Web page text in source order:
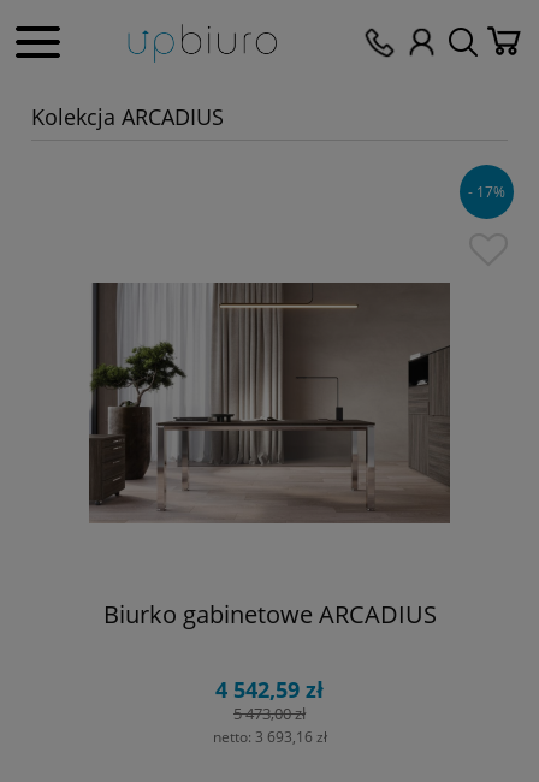
Kolekcja ARCADIUS
Biurko gabinetowe ARCADIUS
4 542,59 zł
5 473,00 zł
netto: 3 693,16 zł
- 17%